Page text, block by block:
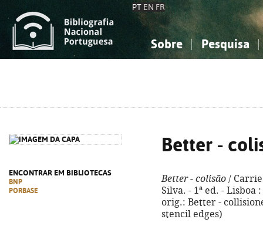
PT EN FR
Sobre Pesquisa
ENCONTRAR EM BIBLIOTECAS
BNP
PORBASE
Better -
Better - colisão /
Silva. - 1ª ed. - Lisboa
orig.: Better -
stencil edges)